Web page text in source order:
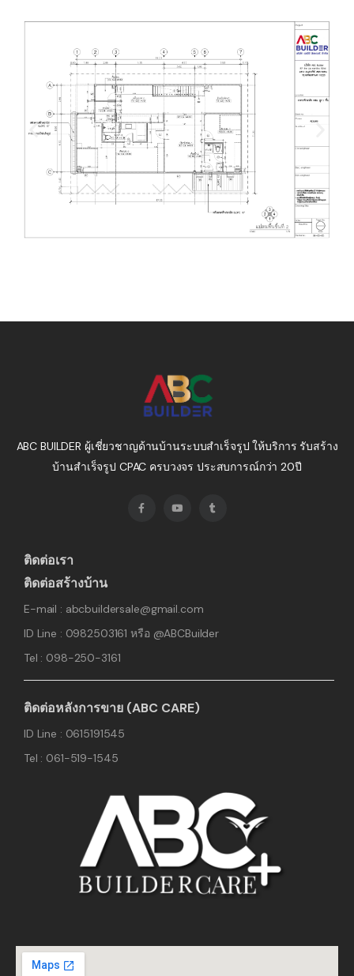
ABC BUILDER ผู้เชี่ยวชาญด้านบ้านระบบสำเร็จรูป ให้บริการ รับสร้าง
บ้านสำเร็จรูป CPAC ครบวงจร ประสบการณ์กว่า 20ปี
ติดต่อเรา
ติดต่อสร้างบ้าน
E-mail : abcbuildersale@gmail.com
ID Line : 0982503161 หรือ @ABCBuilder
Tel : 098-250-3161
ติดต่อหลังการขาย (ABC CARE)
ID Line : 0615191545
Tel : 061-519-1545